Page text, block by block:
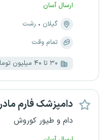
ارسال آسان
گیلان
رشت
تمام وقت
۳۰ تا ۴۰ میلیون تومان
دامپزشک فارم
دام و طیور کوروش